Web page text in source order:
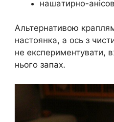
нашaтирно-
Альтернативою
настоянка, а ось з
не експериментувати,
нього запах.